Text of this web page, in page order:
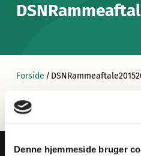
Denne hjemmeside bruger
Forside /